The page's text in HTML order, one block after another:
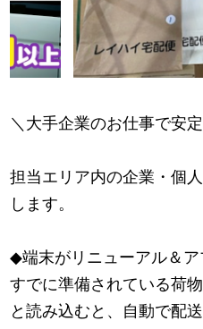
＼大手企業のお仕事で安
担当エリア内の企業・個
します。
◆端末がリニューアル＆ア
すでに準備されている荷
と読み込むと、自動で配